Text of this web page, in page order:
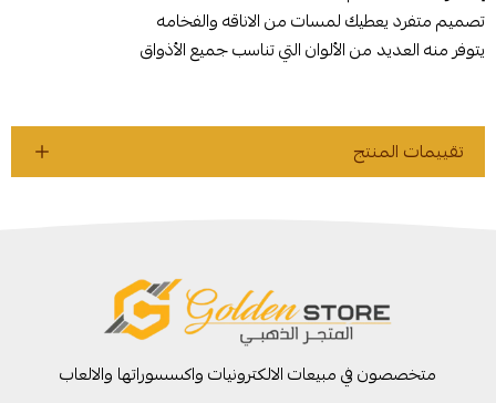
تصميم متفرد يعطيك لمسات من الاناقه والفخامه
يتوفر منه العديد من الألوان التي تناسب جميع الأذواق
تقييمات المنتج
متخصصون في مبيعات الالكترونيات واكسسوراتها والالعاب